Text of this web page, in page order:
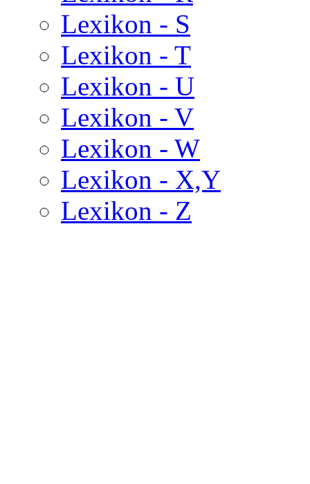
Lexikon - S
Lexikon - T
Lexikon - U
Lexikon - V
Lexikon - W
Lexikon - X,Y
Lexikon - Z